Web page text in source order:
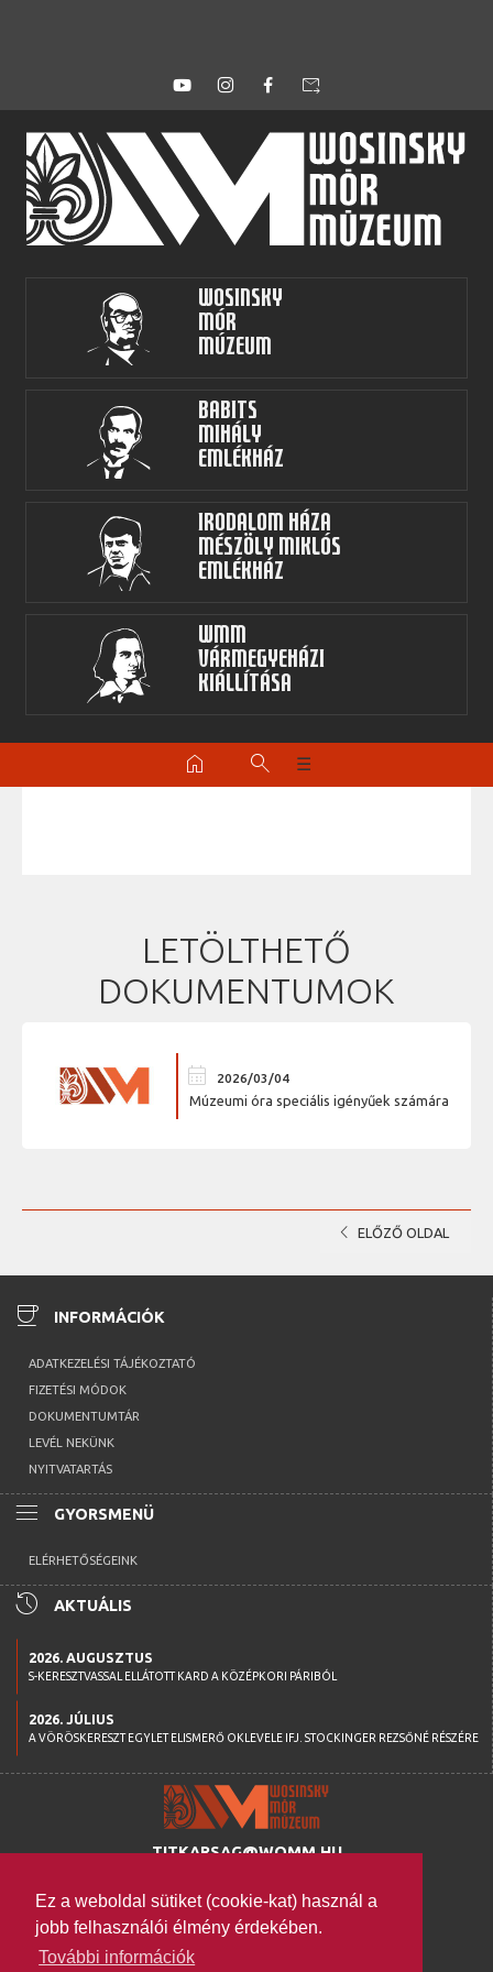
Ez a weboldal sütiket (cookie-kat) használ a
jobb felhasználói élmény érdekében.
További információk
forward_to_inbox
Wosinsky
Mór
Múzeum
Babits
Mihály
Emlékház
Irodalom Háza
Mészöly Miklós
Emlékház
WMM
Vármegyeházi
kiállítása
home search ☰
LETÖLTHETŐ
DOKUMENTUMOK
calendar_month 2026/03/04
Múzeumi óra speciális igényűek számára
chevron_left ELŐZŐ OLDAL
coffee INFORMÁCIÓK
ADATKEZELÉSI TÁJÉKOZTATÓ
FIZETÉSI MÓDOK
DOKUMENTUMTÁR
LEVÉL NEKÜNK
NYITVATARTÁS
menu GYORSMENÜ
ELÉRHETŐSÉGEINK
history AKTUÁLIS
2026. AUGUSZTUS
S-KERESZTVASSAL ELLÁTOTT KARD A KÖZÉPKORI PÁRIBÓL
2026. JÚLIUS
A VÖRÖSKERESZT EGYLET ELISMERŐ OKLEVELE IFJ. STOCKINGER REZSŐNÉ RÉSZÉRE
TITKARSAG@WOMM.HU
H-7100 SZEKSZÁRD,
SZENT ISTVÁN TÉR 26.